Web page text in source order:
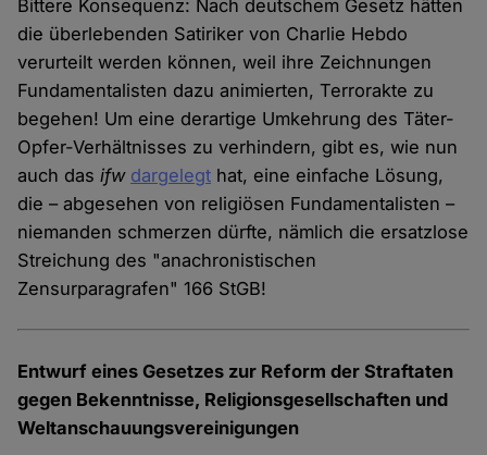
Bittere Konsequenz: Nach deutschem Gesetz hätten
die überlebenden Satiriker von Charlie Hebdo
verurteilt werden können, weil ihre Zeichnungen
Fundamentalisten dazu animierten, Terrorakte zu
begehen! Um eine derartige Umkehrung des Täter-
Opfer-Verhältnisses zu verhindern, gibt es, wie nun
auch dasifw dargelegt hat, eine einfache Lösung,
die – abgesehen von religiösen Fundamentalisten –
niemanden schmerzen dürfte, nämlich die ersatzlose
Streichung des "anachronistischen
Zensurparagrafen" 166 StGB!
Entwurf eines Gesetzes zur Reform der Straftaten
gegen Bekenntnisse, Religionsgesellschaften und
Weltanschauungsvereinigungen